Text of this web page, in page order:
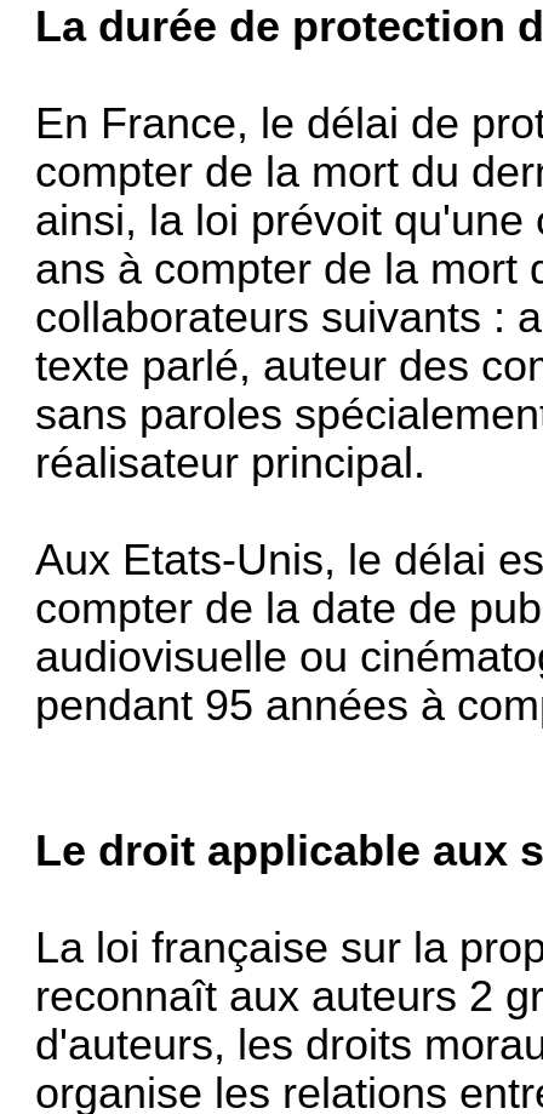
La durée de protection
En France, le délai de
compter de la mort du
ainsi, la loi prévoit
ans à compter de la mort
collaborateurs suivants :
texte parlé, auteur des
sans paroles
réalisateur principal.
Aux Etats-Unis, le délai
compter de la date de
audiovisuelle ou
pendant 95 années à
Le droit applicable aux
La loi française sur la
reconnaît aux auteurs 2
d'auteurs, les droits
organise les relations